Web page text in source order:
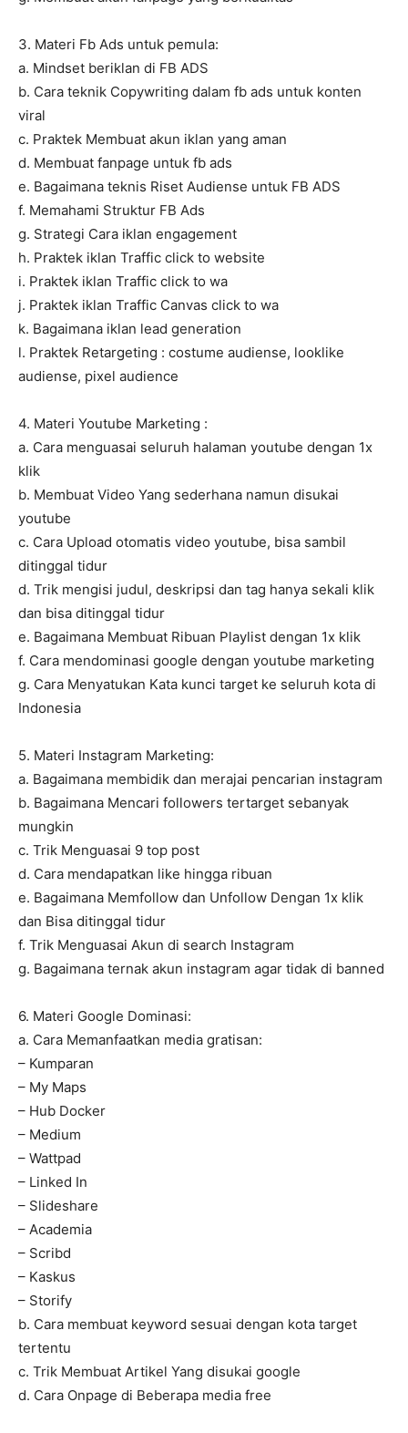
3. Materi Fb Ads untuk pemula:
a. Mindset beriklan di FB ADS
b. Cara teknik Copywriting dalam fb ads untuk konten
viral
c. Praktek Membuat akun iklan yang aman
d. Membuat fanpage untuk fb ads
e. Bagaimana teknis Riset Audiense untuk FB ADS
f. Memahami Struktur FB Ads
g. Strategi Cara iklan engagement
h. Praktek iklan Traffic click to website
i. Praktek iklan Traffic click to wa
j. Praktek iklan Traffic Canvas click to wa
k. Bagaimana iklan lead generation
l. Praktek Retargeting : costume audiense, looklike
audiense, pixel audience
4. Materi Youtube Marketing :
a. Cara menguasai seluruh halaman youtube dengan 1x
klik
b. Membuat Video Yang sederhana namun disukai
youtube
c. Cara Upload otomatis video youtube, bisa sambil
ditinggal tidur
d. Trik mengisi judul, deskripsi dan tag hanya sekali klik
dan bisa ditinggal tidur
e. Bagaimana Membuat Ribuan Playlist dengan 1x klik
f. Cara mendominasi google dengan youtube marketing
g. Cara Menyatukan Kata kunci target ke seluruh kota di
Indonesia
5. Materi Instagram Marketing:
a. Bagaimana membidik dan merajai pencarian instagram
b. Bagaimana Mencari followers tertarget sebanyak
mungkin
c. Trik Menguasai 9 top post
d. Cara mendapatkan like hingga ribuan
e. Bagaimana Memfollow dan Unfollow Dengan 1x klik
dan Bisa ditinggal tidur
f. Trik Menguasai Akun di search Instagram
g. Bagaimana ternak akun instagram agar tidak di banned
6. Materi Google Dominasi:
a. Cara Memanfaatkan media gratisan:
– Kumparan
– My Maps
– Hub Docker
– Medium
– Wattpad
– Linked In
– Slideshare
– Academia
– Scribd
– Kaskus
– Storify
b. Cara membuat keyword sesuai dengan kota target
tertentu
c. Trik Membuat Artikel Yang disukai google
d. Cara Onpage di Beberapa media free